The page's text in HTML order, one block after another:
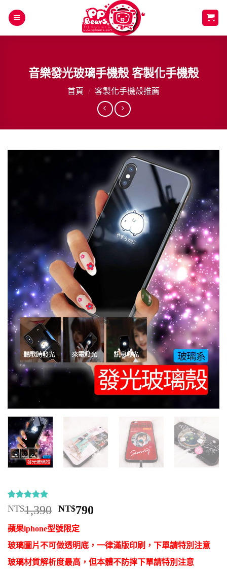
音樂發光玻璃手機殼 客製化手機殼
首頁 / 客製化手機殼推薦
評分5
/
5，已有
9
位
顧客進行評
分
NT$1,390 原
始
價
格：
NT$1,390。
NT$790
格：
NT$790。
蘋果iphone型號限定
玻璃圖片不可做透明底，一律滿版印刷，下單請特別注意
玻璃材質解析度最高，但本體不防摔下單請特別注意